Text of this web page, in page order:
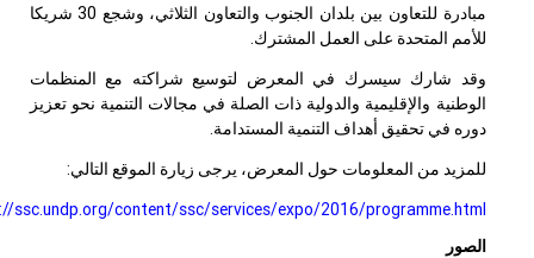
مبادرة للتعاون بين بلدان الجنوب والتعاون الثلاثي، وشجع 30 شريكا
للأمم المتحدة على العمل المشترك.
وقد شارك سيسرك في المعرض لتوسيع شراكته مع المنظمات
الوطنية والإقليمية والدولية ذات الصلة في مجالات التنمية نحو تعزيز
دوره في تحقيق أهداف التنمية المستدامة.
للمزيد من المعلومات حول المعرض، يرجى زيارة الموقع التالي:
http://ssc.undp.org/content/ssc/services/expo/2016/programme.html
الصور